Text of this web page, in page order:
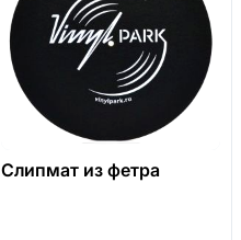
Слипмат из фетра